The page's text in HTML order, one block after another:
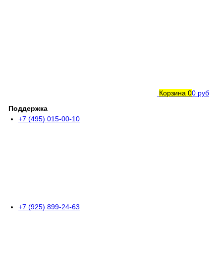
Корзина 00 руб
Поддержка
+7 (495) 015-00-10
+7 (925) 899-24-63